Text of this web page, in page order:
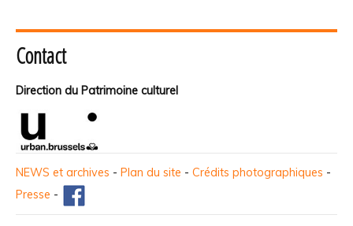
Contact
Direction du Patrimoine culturel
NEWS et archives - Plan du site - Crédits photographiques -
Presse -